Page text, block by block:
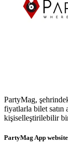
PartyMag,
fiyatlarla bilet satın
kişiselleştirilebilir
PartyMag App